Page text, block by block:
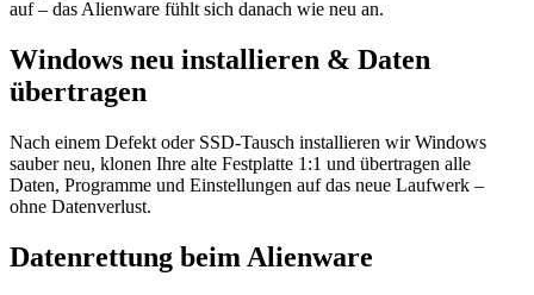
auf – das Alienware fühlt sich danach wie neu an.
Windows neu installieren & Daten
übertragen
Nach einem Defekt oder SSD-Tausch installieren wir Windows
sauber neu, klonen Ihre alte Festplatte 1:1 und übertragen alle
Daten, Programme und Einstellungen auf das neue Laufwerk –
ohne Datenverlust.
Datenrettung beim Alienware